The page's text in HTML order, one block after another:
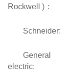
Rockwell )：
Schneider:
General
electric: